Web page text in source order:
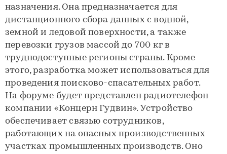
назначения. Она предназначается для
дистанционного сбора данных с водной,
земной и ледовой поверхности, а также
перевозки грузов массой до 700 кг в
труднодоступные регионы страны. Кроме
этого, разработка может использоваться для
проведения поисково-спасательных работ.
На форуме будет представлен радиотелефон
компании «Концерн Гудвин». Устройство
обеспечивает связью сотрудников,
работающих на опасных производственных
участках промышленных производств. Оно